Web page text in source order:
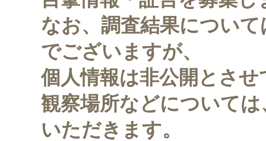
なお、調査結果につい
でございますが、
個人情報は非公開とさ
観察場所などについて
いただきます。